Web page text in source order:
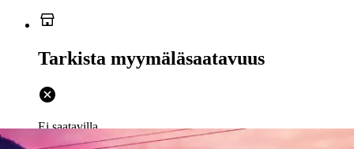
Tarkista myymäläsaatavuus
Ei saatavilla